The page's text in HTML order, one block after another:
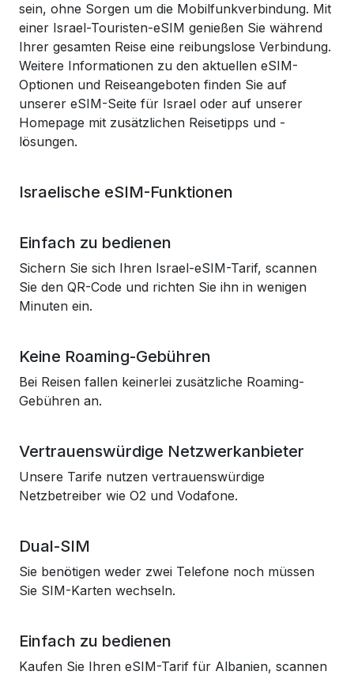
sein, ohne Sorgen um die Mobilfunkverbindung. Mit
einer Israel-Touristen-eSIM genießen Sie während
Ihrer gesamten Reise eine reibungslose Verbindung.
Weitere Informationen zu den aktuellen eSIM-
Optionen und Reiseangeboten finden Sie auf
unserer eSIM-Seite für Israel oder auf unserer
Homepage mit zusätzlichen Reisetipps und -
lösungen.
Israelische eSIM-Funktionen
Einfach zu bedienen
Sichern Sie sich Ihren Israel-eSIM-Tarif, scannen
Sie den QR-Code und richten Sie ihn in wenigen
Minuten ein.
Keine Roaming-Gebühren
Bei Reisen fallen keinerlei zusätzliche Roaming-
Gebühren an.
Vertrauenswürdige Netzwerkanbieter
Unsere Tarife nutzen vertrauenswürdige
Netzbetreiber wie O2 und Vodafone.
Dual-SIM
Sie benötigen weder zwei Telefone noch müssen
Sie SIM-Karten wechseln.
Einfach zu bedienen
Kaufen Sie Ihren eSIM-Tarif für Albanien, scannen